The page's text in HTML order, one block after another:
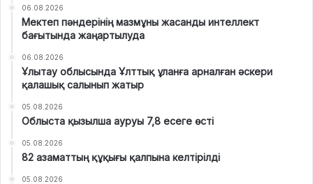
06.08.2026
Мектеп пәндерінің мазмұны жасанды интеллект
бағытында жаңартылуда
06.08.2026
Ұлытау облысында Ұлттық ұланға арналған әскери
қалашық салынып жатыр
05.08.2026
Облыста қызылша ауруы 7,8 есеге өсті
05.08.2026
82 азаматтың құқығы қалпына келтірілді
05.08.2026